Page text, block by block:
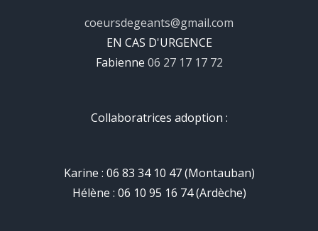
coeursdegeants@gmail.com
EN CAS D'URGENCE
Fabienne 06 27 17 17 72
Collaboratrices adoption :
Karine : 06 83 34 10 47 (Montauban)
Hélène : 06 10 95 16 74 (Ardèche)